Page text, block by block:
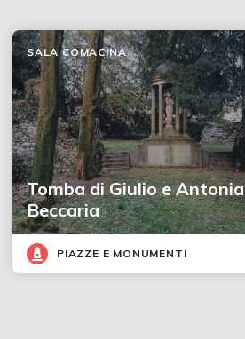
Tomba di Giulio e Antonia
Beccaria
SALA COMACINA
PIAZZE E MONUMENTI